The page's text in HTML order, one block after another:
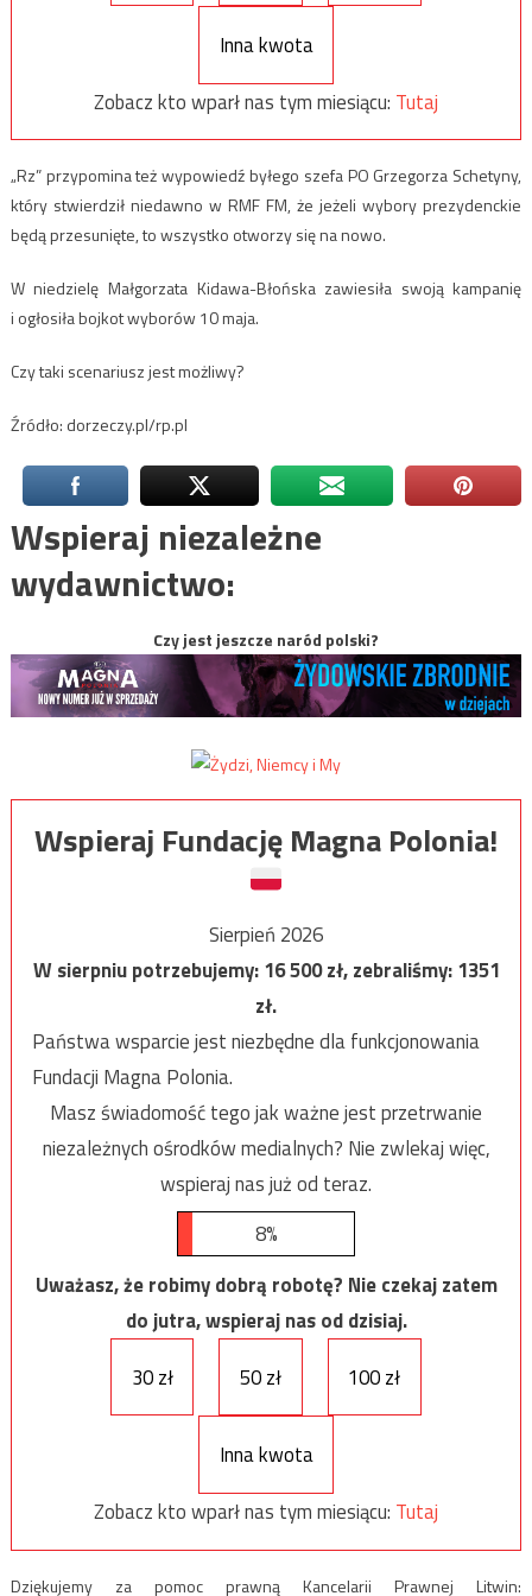
Inna kwota
Zobacz kto wparł nas tym miesiącu: Tutaj
„Rz” przypomina też wypowiedź byłego szefa PO Grzegorza Schetyny,
który stwierdził niedawno w RMF FM, że jeżeli wybory prezydenckie
będą przesunięte, to wszystko otworzy się na nowo.
W niedzielę Małgorzata Kidawa-Błońska zawiesiła swoją kampanię
i ogłosiła bojkot wyborów 10 maja.
Czy taki scenariusz jest możliwy?
Źródło: dorzeczy.pl/rp.pl
Wspieraj niezależne
wydawnictwo:
Czy jest jeszcze naród polski?
Wspieraj Fundację Magna Polonia!
Sierpień 2026
W sierpniu potrzebujemy:16 500zł, zebraliśmy:1351
zł.
Państwa wsparcie jest niezbędne dla funkcjonowania
Fundacji Magna Polonia.
Masz świadomość tego jak ważne jest przetrwanie
niezależnych ośrodków medialnych? Nie zwlekaj więc,
wspieraj nas już od teraz.
8%
Uważasz, że robimy dobrą robotę? Nie czekaj zatem
do jutra, wspieraj nas od dzisiaj.
30 zł
50 zł 100 zł
Inna kwota
Zobacz kto wparł nas tym miesiącu: Tutaj
Dziękujemy za pomoc prawną Kancelarii Prawnej Litwin: